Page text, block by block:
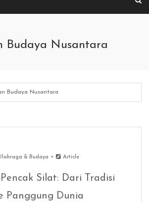
Budaya Nusantara
Budaya Nusantara
& Budaya Article
Silat: Dari Tradisi
Panggung Dunia